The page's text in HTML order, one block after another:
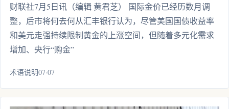
财联社7月5日讯（编辑 黄君芝） 国际金价已经历数月调
整，后市将何去何从汇丰银行认为，尽管美国国债收益率
和美元走强持续限制黄金的上涨空间，但随着多元化需求
增加、央行“购金”
术语说明07·07